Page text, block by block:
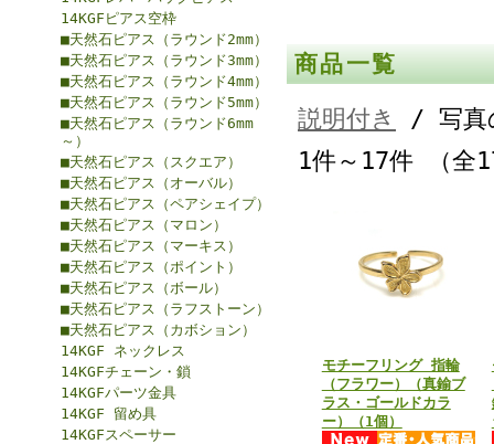
14KGFピアス空枠
■天然石ピアス（ラウンド2mm）
■天然石ピアス（ラウンド3mm）
■天然石ピアス（ラウンド4mm）
■天然石ピアス（ラウンド5mm）
■天然石ピアス（ラウンド6mm
～）
■天然石ピアス（スクエア）
■天然石ピアス（オーバル）
■天然石ピアス（ペアシェイプ）
■天然石ピアス（マロン）
■天然石ピアス（マーキス）
■天然石ピアス（ポイント）
■天然石ピアス（ボール）
■天然石ピアス（ラフストーン）
■天然石ピアス（カボション）
14KGF ネックレス
14KGFチェーン・鎖
14KGFパーツ金具
14KGF 留め具
14KGFスペーサー
商品一覧
説明付き
/ 写真
1件～17件 （全
モチーフリング 指輪
（フラワー）（真鍮ブ
ラス・ゴールドカラ
ー）（1個）